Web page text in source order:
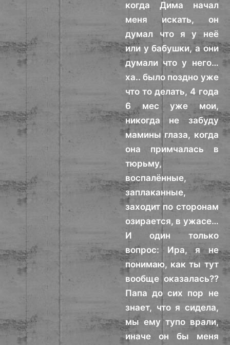
когда Дима начал
меня искать, он
думал что я у неё
или у бабушки, а они
думали что у него…
ха.. было поздно уже
что то делать, 4 года
6 мес уже мои,
никогда не забуду
мамины глаза, когда
она примчалась в
тюрьму,
воспалённые,
заплаканные,
заходит по сторонам
озирается, в ужасе…
И один только
вопрос: Ира, я не
понимаю, как ты тут
вообще оказалась??
Папа до сих пор не
знает, что я сидела,
мы ему тупо врали,
иначе он бы меня